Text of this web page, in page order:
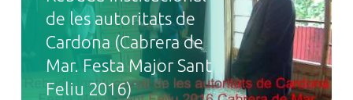
de les autoritats de
Cardona (Cabrera de
Mar. Festa Major Sant
Feliu 2016)